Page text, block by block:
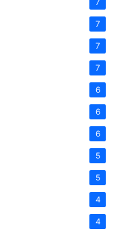
7
7
7
7
6
6
6
5
5
4
4